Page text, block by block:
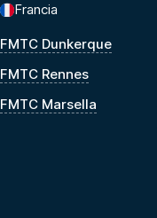
Francia
FMTC Dunkerque
FMTC Rennes
FMTC Marsella